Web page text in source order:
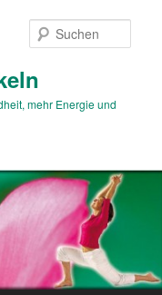
mehr Energie und